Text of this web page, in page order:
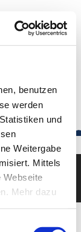
benutzen
werden
und
Weitergabe
Mittels
Webseite
Mehr dazu